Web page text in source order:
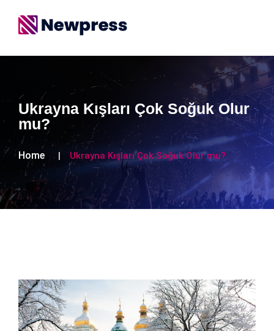
Ukrayna Kışları Çok Soğuk Olur
mu?
Home Ukrayna Kışları Çok Soğuk Olur mu?